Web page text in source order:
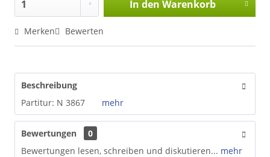
In den Warenkorb
Merken Bewerten
Beschreibung
Partitur: N 3867 mehr
Bewertungen
0
Bewertungen lesen, schreiben und diskutieren... mehr